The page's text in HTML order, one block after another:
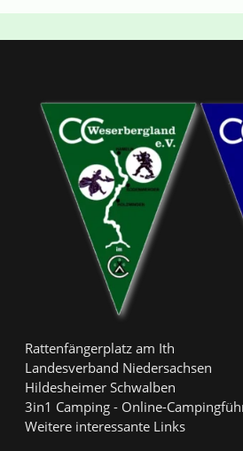
Rattenfängerplatz am Ith
Landesverband Niedersachsen
Hildesheimer Schwalben
3in1 Camping - Online-
Weitere interessante Links